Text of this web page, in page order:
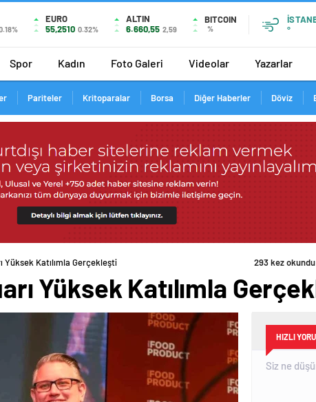
EURO
55,2510 0.32%
ALTIN
6.660,55 2,59
BITCOIN
%
°
Spor Kadın Foto Galeri Videolar Yazarlar
Pariteler Kritoparalar Borsa Diğer Haberler Döviz
Yüksek Katılımla Gerçekleşti 293 kez okundu
Yüksek Katılımla
HIZLI